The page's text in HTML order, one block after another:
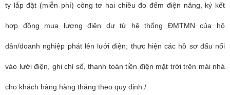
ty lắp đặt (miễn phí) công tơ hai chiều đo đếm điện năng, ký kết
hợp đồng mua lượng điện dư từ hệ thống ĐMTMN của hộ
dân/doanh nghiệp phát lên lưới điện; thực hiện các hồ sơ đấu nối
vào lưới điện, ghi chỉ số, thanh toán tiền điện mặt trời trên mái nhà
cho khách hàng hàng tháng theo quy định./.